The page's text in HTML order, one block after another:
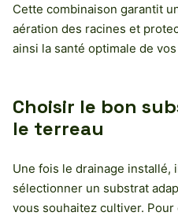
Cette combinaison garantit
aération des racines et
ainsi la santé optimale de
Choisir le bon
le terreau
Une fois le drainage installé,
sélectionner un substrat
vous souhaitez cultiver.